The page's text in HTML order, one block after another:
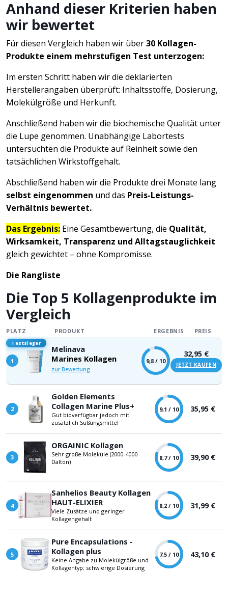
Anhand dieser Kriterien haben
wir bewertet
Für diesen Vergleich haben wir über30 Kollagen-
Produkte einem mehrstufigen Test unterzogen:
Im ersten Schritt haben wir die deklarierten
Herstellerangaben überprüft: Inhaltsstoffe, Dosierung,
Molekülgröße und Herkunft.
Anschließend haben wir die biochemische Qualität unter
die Lupe genommen. Unabhängige Labortests
untersuchten die Produkte auf Reinheit sowie den
tatsächlichen Wirkstoffgehalt.
Abschließend haben wir die Produkte drei Monate lang
selbst eingenommen und das Preis-Leistungs-
Verhältnis bewertet.
Das Ergebnis: Eine Gesamtbewertung, die Qualität,
Wirksamkeit, Transparenz und Alltagstauglichkeit
gleich gewichtet – ohne Kompromisse.
Die Rangliste
Die Top 5 Kollagenprodukte im
Vergleich
PLATZ PRODUKT ERGEBNIS PREIS
Testsieger
1
Melinava
Marines Kollagen
zur Bewertung
9,8 / 10
32,95 €
JETZT KAUFEN
2
Golden Elements
Collagen Marine Plus+
Gut bioverfügbar jedoch mit
zusätzlich Süßungsmittel
9,1 / 10 35,95 €
3
ORGAINIC Kollagen
Sehr große Moleküle (2000-4000
Dalton)
8,7 / 10 39,90 €
4
Sanhelios Beauty Kollagen
HAUT-ELIXIER
Viele Zusätze und geringer
Kollagengehalt
8,2 / 10 31,99 €
5
Pure Encapsulations -
Kollagen plus
Keine Angabe zu Molekülgröße und
Kollagentyp; schwierige Dosierung
7,5 / 10 43,10 €